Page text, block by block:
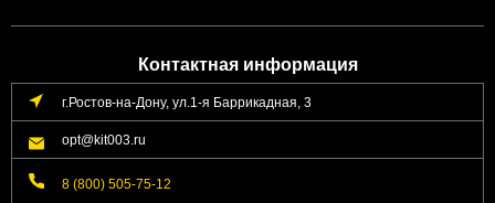
Контактная информация
г.Ростов-на-Дону, ул.1-я Баррикадная, 3
opt@kit003.ru
8 (800) 505-75-12